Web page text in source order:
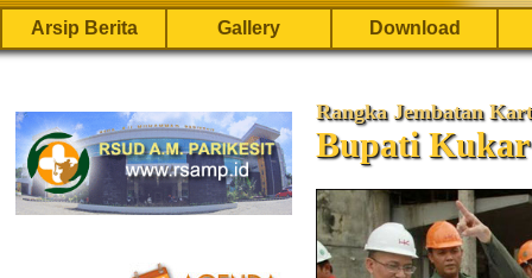
Arsip Berita Gallery Download
Rangka Jembatan
Bupati